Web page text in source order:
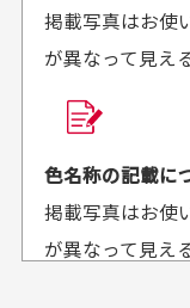
セールかつポ
も使えて、お
入出来ました
セールかつポイ
商品購入か
か？
平日午前9時
おります。
せて頂いてお
掲載写真はお使
が異なって見え
色名称の記載に
掲載写真はお使
が異なって見え